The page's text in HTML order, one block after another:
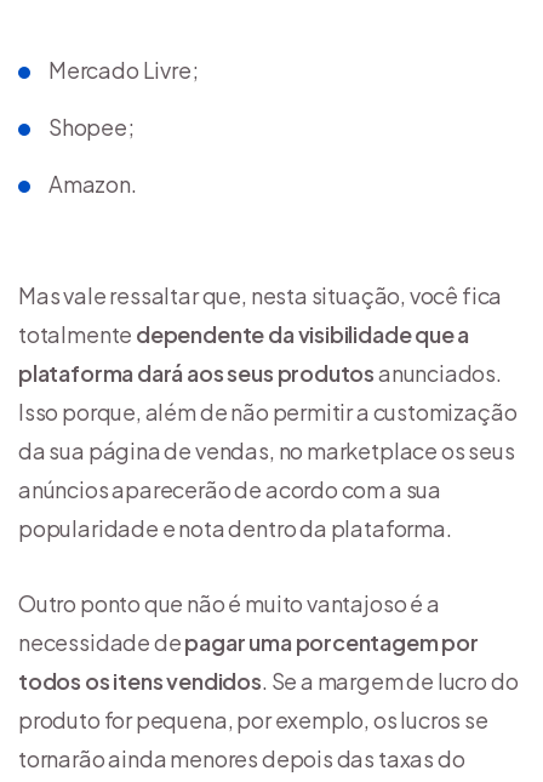
Mercado Livre;
Shopee;
Amazon.
Mas vale ressaltar que, nesta situação, você fica
totalmente dependente da visibilidade que a
plataforma dará aos seus produtosanunciados.
Isso porque, além de não permitir a customização
da sua página de vendas, no marketplace os seus
anúncios aparecerão de acordo com a sua
popularidade e nota dentro da plataforma.
Outro ponto que não é muito vantajoso é a
necessidade depagar uma porcentagem por
todos os itens vendidos. Se a margem de lucro do
produto for pequena, por exemplo, os lucros se
tornarão ainda menores depois das taxas do